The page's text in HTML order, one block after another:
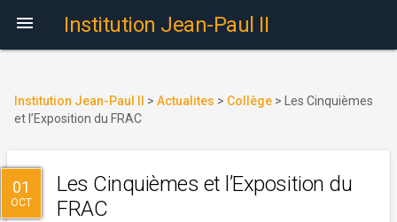
 Institution Jean-Paul II
Institution Jean-Paul II > Actualites > Collège >
Les Cinquièmes
et l’Exposition du FRAC
01
OCT
Les Cinquièmes et l’Exposition du
FRAC